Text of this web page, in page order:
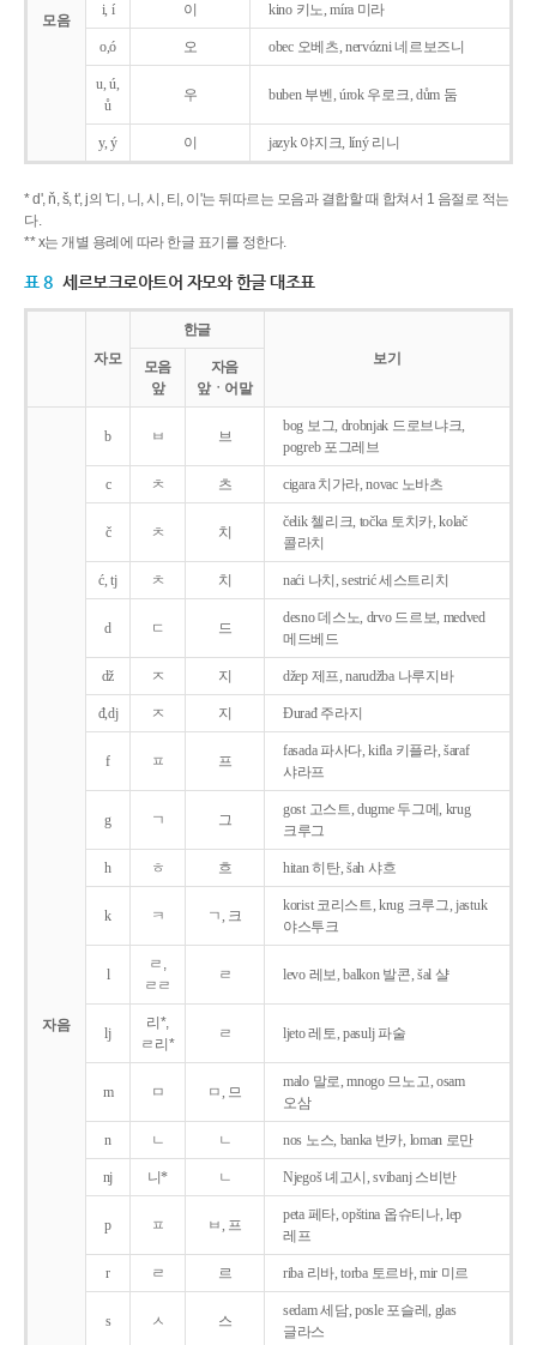
모음
i, í 이 kino 키노, míra 미라
o,ó 오 obec 오베츠, nervózni 네르보즈니
u, ú,
ů
우 buben 부벤, úrok 우로크, dům 둠
y, ý 이 jazyk야지크, líný 리니
* d', ň, š, t', j의 '디, 니, 시, 티, 이'는 뒤따르는 모음과 결합할 때 합쳐서 1 음절로 적는
다.
** x는 개별 용례에 따라 한글 표기를 정한다.
표 8 세르보크로아트어 자모와 한글 대조표
자모
한글
보기
모음
앞
자음
앞ㆍ어말
자음
b ㅂ 브
bog 보그, drobnjak 드로브냐크,
pogreb 포그레브
c ㅊ 츠 cigara 치가라, novac 노바츠
č ㅊ 치
čelik 첼리크, točka 토치카, kolač
콜라치
ć, tj ㅊ 치 naći 나치, sestrić 세스트리치
d ㄷ 드
desno 데스노, drvo 드르보, medved
메드베드
dž ㅈ 지 džep 제프, narudžba 나루지바
đ,dj ㅈ 지 Ðurađ 주라지
f ㅍ 프
fasada 파사다, kifla 키플라, šaraf
샤라프
g ㄱ 그
gost 고스트, dugme 두그메, krug
크루그
h ㅎ 흐 hitan 히탄, šah 샤흐
k ㅋ ㄱ, 크
korist 코리스트, krug 크루그, jastuk
야스투크
l
ㄹ,
ㄹㄹ
ㄹ levo 레보, balkon 발콘, šal 샬
lj
리*,
ㄹ리*
ㄹ ljeto 레토, pasulj 파술
m ㅁ ㅁ, 므
malo 말로, mnogo 므노고, osam
오삼
n ㄴ ㄴ nos 노스, banka 반카, loman 로만
nj 니* ㄴ Njegoš 녜고시, svibanj 스비반
p ㅍ ㅂ, 프
peta 페타, opština 옵슈티나, lep
레프
r ㄹ 르 riba 리바, torba 토르바, mir 미르
s ㅅ 스
sedam 세담, posle 포슬레, glas
글라스